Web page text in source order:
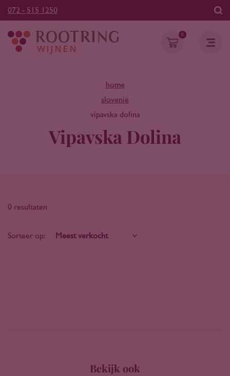
072 - 515 1250
0
home
slovenië
vipavska dolina
Vipavska Dolina
0 resultaten
Sorteer op:
Bekijk ook